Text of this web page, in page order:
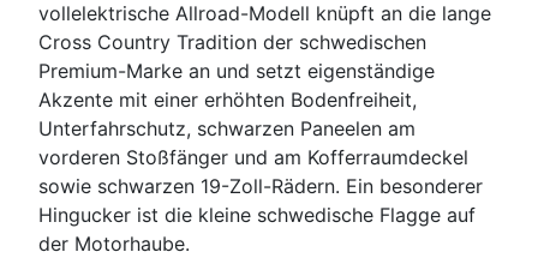
vollelektrische Allroad-Modell knüpft an die lange
Cross Country Tradition der schwedischen
Premium-Marke an und setzt eigenständige
Akzente mit einer erhöhten Bodenfreiheit,
Unterfahrschutz, schwarzen Paneelen am
vorderen Stoßfänger und am Kofferraumdeckel
sowie schwarzen 19-Zoll-Rädern. Ein besonderer
Hingucker ist die kleine schwedische Flagge auf
der Motorhaube.